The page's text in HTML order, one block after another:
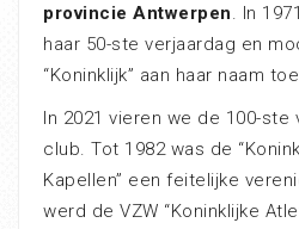
provincie Antwerpen. In
haar 50-ste verjaardag en
“Koninklijk” aan haar naam
In 2021 vieren we de 100-ste
club. Tot 1982 was de
Kapellen” een feitelijke
werd de VZW “Koninklijke